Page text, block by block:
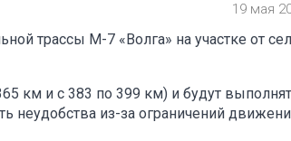
19 мая
трассы М-7 «Волга» на участке от
км и с 383 по 399 км) и будут
неудобства из-за ограничений